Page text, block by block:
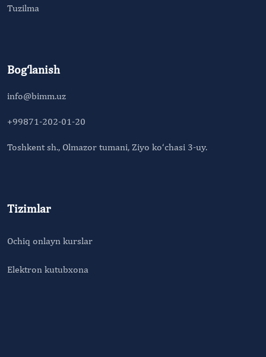
Tuzilma
Bog‘lanish
info@bimm.uz
+99871-202-01-20
Toshkent sh., Olmazor tumani, Ziyo ko‘chasi 3-uy.
Tizimlar
Ochiq onlayn kurslar
Elektron kutubxona